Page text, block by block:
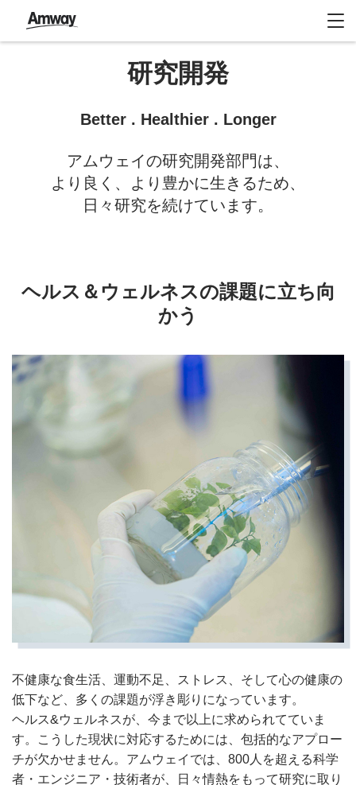
研究開発
Better . Healthier . Longer
アムウェイの研究開発部門は、
より良く、より豊かに生きるため、
日々研究を続けています。
ヘルス＆ウェルネスの課題に立ち向
かう
不健康な食生活、運動不足、ストレス、そして心の健康の
低下など、多くの課題が浮き彫りになっています。
ヘルス&ウェルネスが、今まで以上に求められてていま
す。こうした現状に対応するためには、包括的なアプロー
チが欠かせません。アムウェイでは、800人を超える科学
者・エンジニア・技術者が、日々情熱をもって研究に取り